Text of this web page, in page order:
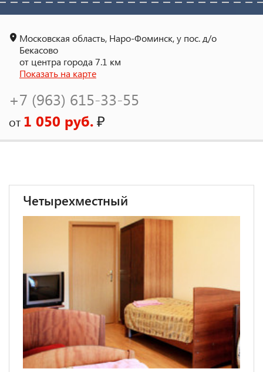
Московская область, Наро-Фоминск, у пос. д/о
Бекасово
от центра города 7.1 км
Показать на карте
+7 (963) 615-33-55
от 1 050 руб.₽
Четырехместный